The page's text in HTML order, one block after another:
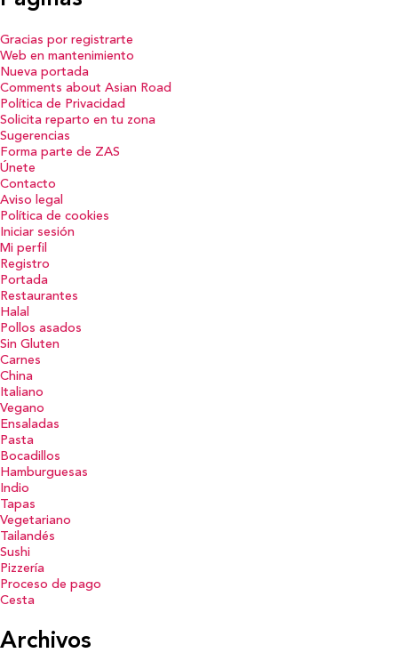
Gracias por registrarte
Web en mantenimiento
Nueva portada
Comments about Asian Road
Política de Privacidad
Solicita reparto en tu zona
Sugerencias
Forma parte de ZAS
Únete
Contacto
Aviso legal
Política de cookies
Iniciar sesión
Mi perfil
Registro
Portada
Restaurantes
Halal
Pollos asados
Sin Gluten
Carnes
China
Italiano
Vegano
Ensaladas
Pasta
Bocadillos
Hamburguesas
Indio
Tapas
Vegetariano
Tailandés
Sushi
Pizzería
Proceso de pago
Cesta
Archivos